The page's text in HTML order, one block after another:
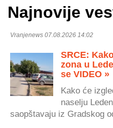
Najnovije
Vranjenews 07.08.2026 14:02
SRCE:
zona u
se VIDEO »
Kako će
naselju
saopštavaju iz Gradskog